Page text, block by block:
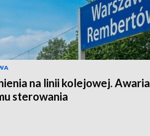
na linii kolejowej. Awaria
sterowania